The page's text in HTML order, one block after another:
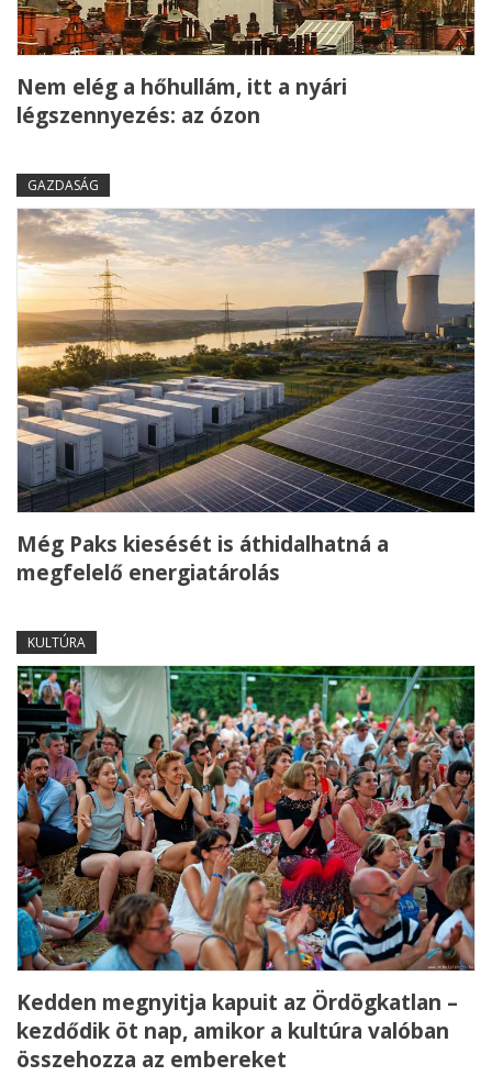
Nem elég a hőhullám, itt a nyári
légszennyezés: az ózon
GAZDASÁG
Még Paks kiesését is áthidalhatná a
megfelelő energiatárolás
KULTÚRA
Kedden megnyitja kapuit az Ördögkatlan –
kezdődik öt nap, amikor a kultúra valóban
összehozza az embereket